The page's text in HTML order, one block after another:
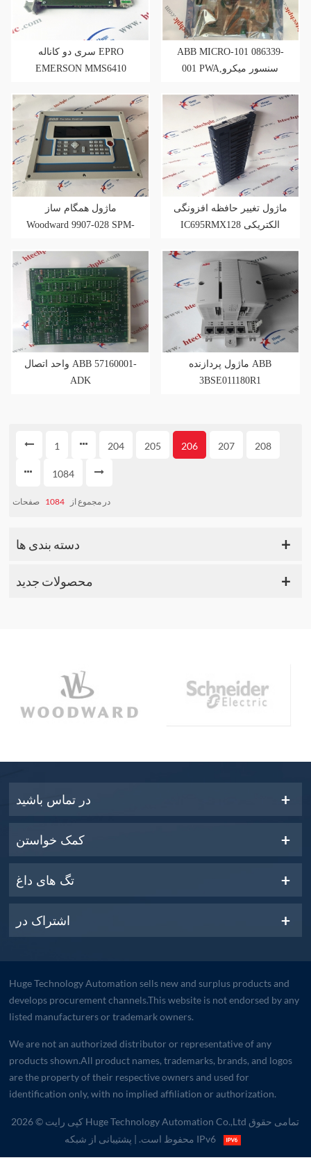
سری دو کاناله EPRO
EMERSON MMS6410
ABB MICRO-101 086339-
001 PWA,سنسور میکرو
ماژول همگام ساز
Woodward 9907-028 SPM-
ماژول تغییر حافظه افزونگی
IC695RMX128 الکتریکی
واحد اتصال ABB 57160001-
ADK
ماژول پردازنده ABB
3BSE011180R1
1 204 205 206 207 208
1084
در مجموع از 1084 صفحات
دسته بندی ها
محصولات جدید
در تماس باشید
کمک خواستن
تگ های داغ
اشتراک در
Huge Technology Automation sells new and surplus products and
develops procurement channels.This website is not endorsed by any
listed manufacturers or trademark owners.
We are not an authorized distributor or representative of any
products shown.All product names, trademarks, brands, and logos
are the property of their respective owners and used for
identification only, with no implied affiliation or authorization.
کپی رایت © 2026 Huge Technology Automation Co.,Ltd تمامی حقوق
محفوظ است. | پشتیبانی از شبکه IPv6